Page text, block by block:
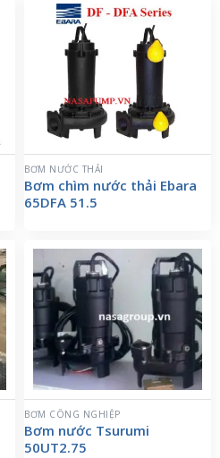
BƠM NƯỚC THẢI
Bơm chìm nước thải Ebara
65DFA 51.5
BƠM CÔNG NGHIỆP
Bơm nước Tsurumi
50UT2.75